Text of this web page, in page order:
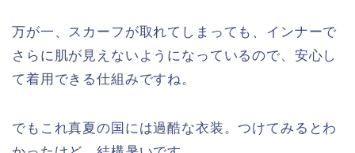
万が一、スカーフが取れてしまっても、インナーで
さらに肌が見えないようになっているので、安心し
て着用できる仕組みですね。
でもこれ真夏の国には過酷な衣装。つけてみるとわ